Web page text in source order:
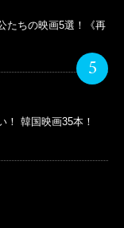
たちの映画5選！《再
5
！ 韓国映画35本！